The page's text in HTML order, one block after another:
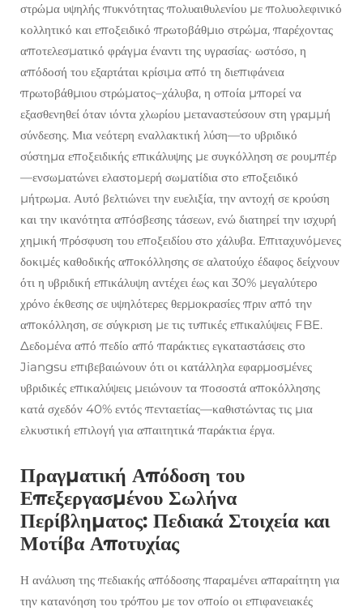
στρώμα υψηλής πυκνότητας πολυαιθυλενίου με πολυολεφινικό
κολλητικό και εποξειδικό πρωτοβάθμιο στρώμα, παρέχοντας
αποτελεσματικό φράγμα έναντι της υγρασίας· ωστόσο, η
απόδοσή του εξαρτάται κρίσιμα από τη διεπιφάνεια
πρωτοβάθμιου στρώματος–χάλυβα, η οποία μπορεί να
εξασθενηθεί όταν ιόντα χλωρίου μεταναστεύσουν στη γραμμή
σύνδεσης. Μια νεότερη εναλλακτική λύση—το υβριδικό
σύστημα εποξειδικής επικάλυψης με συγκόλληση σε ρουμπέρ
—ενσωματώνει ελαστομερή σωματίδια στο εποξειδικό
μήτρωμα. Αυτό βελτιώνει την ευελιξία, την αντοχή σε κρούση
και την ικανότητα απόσβεσης τάσεων, ενώ διατηρεί την ισχυρή
χημική πρόσφυση του εποξειδίου στο χάλυβα. Επιταχυνόμενες
δοκιμές καθοδικής αποκόλλησης σε αλατούχο έδαφος δείχνουν
ότι η υβριδική επικάλυψη αντέχει έως και 30% μεγαλύτερο
χρόνο έκθεσης σε υψηλότερες θερμοκρασίες πριν από την
αποκόλληση, σε σύγκριση με τις τυπικές επικαλύψεις FBE.
Δεδομένα από πεδίο από παράκτιες εγκαταστάσεις στο
Jiangsu επιβεβαιώνουν ότι οι κατάλληλα εφαρμοσμένες
υβριδικές επικαλύψεις μειώνουν τα ποσοστά αποκόλλησης
κατά σχεδόν 40% εντός πενταετίας—καθιστώντας τις μια
ελκυστική επιλογή για απαιτητικά παράκτια έργα.
Πραγματική Απόδοση του
Επεξεργασμένου Σωλήνα
Περίβληματος: Πεδιακά Στοιχεία και
Μοτίβα Αποτυχίας
Η ανάλυση της πεδιακής απόδοσης παραμένει απαραίτητη για
την κατανόηση του τρόπου με τον οποίο οι επιφανειακές